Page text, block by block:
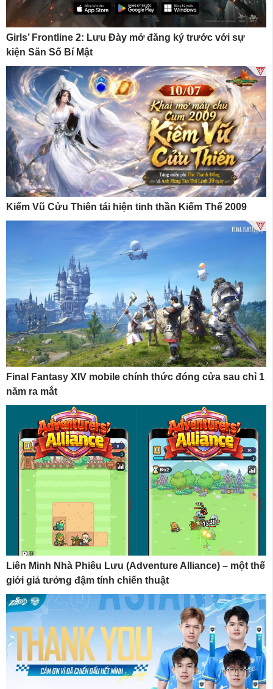
Girls’ Frontline 2: Lưu Đày mở đăng ký trước với sự
kiện Săn Số Bí Mật
Kiếm Vũ Cửu Thiên tái hiện tinh thần Kiếm Thế 2009
Final Fantasy XIV mobile chính thức đóng cửa sau chỉ 1
năm ra mắt
Liên Minh Nhà Phiêu Lưu (Adventure Alliance) – một thế
giới giả tưởng đậm tính chiến thuật